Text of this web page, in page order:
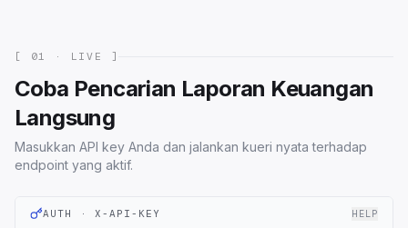
[ 01 · LIVE ]
Coba Pencarian Laporan Keuangan
Langsung
Masukkan API key Anda dan jalankan kueri nyata terhadap
endpoint yang aktif.
AUTH · X-API-KEY HELP